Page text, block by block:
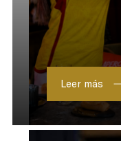
Leer más